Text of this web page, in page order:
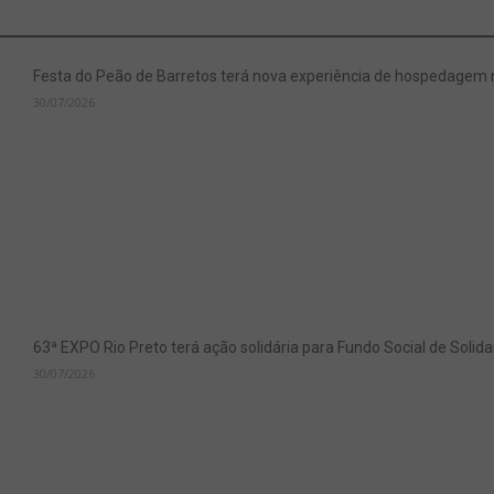
Festa do Peão de Barretos terá nova experiência de hospedagem
30/07/2026
63ª EXPO Rio Preto terá ação solidária para Fundo Social de
30/07/2026